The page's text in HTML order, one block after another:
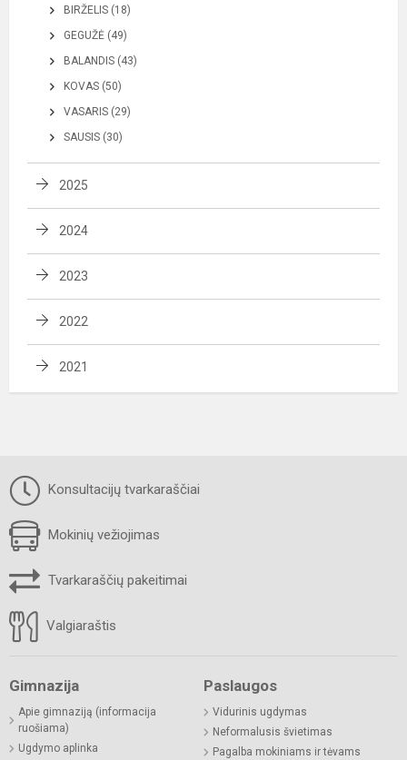
BIRŽELIS (18)
GEGUŽĖ (49)
BALANDIS (43)
KOVAS (50)
VASARIS (29)
SAUSIS (30)
2025
2024
2023
2022
2021
Konsultacijų tvarkaraščiai
Mokinių vežiojimas
Tvarkaraščių pakeitimai
Valgiaraštis
Gimnazija
Apie gimnaziją (informacija
ruošiama)
Ugdymo aplinka
Paslaugos
Vidurinis ugdymas
Neformalusis švietimas
Pagalba mokiniams ir tėvams